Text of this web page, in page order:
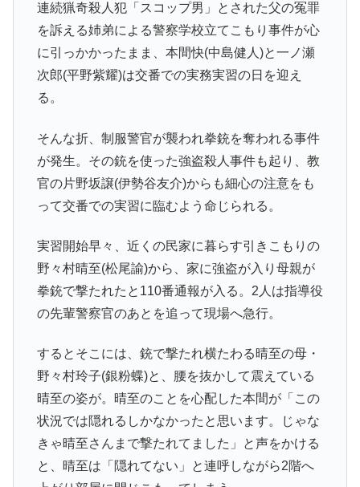
連続猟奇殺人犯「スコップ男」とされた父の冤罪
を訴える姉弟による警察学校立てこもり事件が心
に引っかかったまま、本間快(中島健人)と一ノ瀬
次郎(平野紫耀)は交番での実務実習の日を迎え
る。
そんな折、制服警官が襲われ拳銃を奪われる事件
が発生。その銃を使った強盗殺人事件も起り、教
官の片野坂譲(伊勢谷友介)からも細心の注意をも
って交番での実習に臨むよう命じられる。
実習開始早々、近くの民家に暮らす引きこもりの
野々村晴至(松尾諭)から、家に強盗が入り母親が
拳銃で撃たれたと110番通報が入る。2人は指導役
の先輩警察官のあとを追って現場へ急行。
するとそこには、銃で撃たれ横たわる晴至の母・
野々村玲子(銀粉蝶)と、腰を抜かして震えている
晴至の姿が。晴至のことを心配した本間が「この
状況では隠れるしかなかったと思います。じゃな
きゃ晴至さんまで撃たれてました」と声をかける
と、晴至は「隠れてない」と連呼しながら2階へ